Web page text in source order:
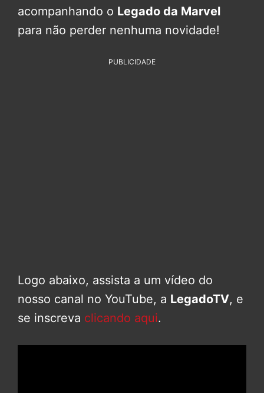
acompanhando o Legado da Marvel
para não perder nenhuma novidade!
PUBLICIDADE
Logo abaixo, assista a um vídeo do
nosso canal no YouTube, a LegadoTV, e
se inscreva clicando aqui.